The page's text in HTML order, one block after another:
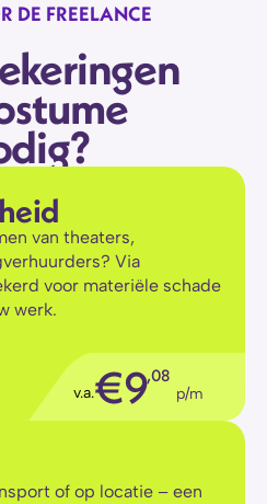
DE FREELANCE
van theaters,
Via
voor materiële schade
werk.
v.a.€9,08
p/m
of op locatie – een